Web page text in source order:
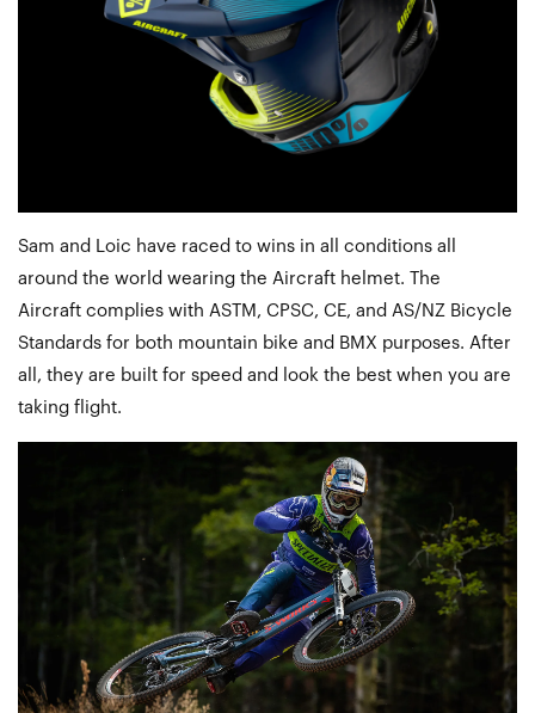
Sam and Loic have raced to wins in all conditions all
around the world wearing the Aircraft helmet. The
Aircraft complies with ASTM, CPSC, CE, and AS/NZ Bicycle
Standards for both mountain bike and BMX purposes. After
all, they are built for speed and look the best when you are
taking flight.